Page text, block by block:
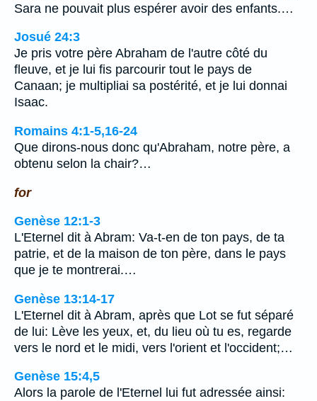
Sara ne pouvait plus espérer avoir des enfants.…
Josué 24:3
Je pris votre père Abraham de l'autre côté du
fleuve, et je lui fis parcourir tout le pays de
Canaan; je multipliai sa postérité, et je lui donnai
Isaac.
Romains 4:1-5,16-24
Que dirons-nous donc qu'Abraham, notre père, a
obtenu selon la chair?…
for
Genèse 12:1-3
L'Eternel dit à Abram: Va-t-en de ton pays, de ta
patrie, et de la maison de ton père, dans le pays
que je te montrerai.…
Genèse 13:14-17
L'Eternel dit à Abram, après que Lot se fut séparé
de lui: Lève les yeux, et, du lieu où tu es, regarde
vers le nord et le midi, vers l'orient et l'occident;…
Genèse 15:4,5
Alors la parole de l'Eternel lui fut adressée ainsi: